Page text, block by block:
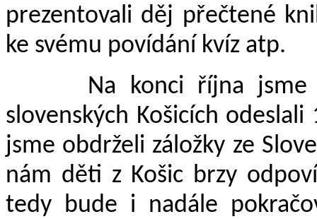
prezentovali děj přečtené
ke svému povídání kvíz atp.
Na konci října jsme do
slovenských Košicích
jsme obdrželi záložky ze
nám děti z Košic brzy
tedy bude i nadále